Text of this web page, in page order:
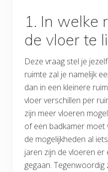
1. In welke
de vloer te
Deze vraag stel je
ruimte zal je namelijk
dan in een kleinere
vloer verschillen per
zijn meer vloeren
of een badkamer moet
de mogelijkheden al
jaren zijn de vloeren
gegaan. Tegenwoordig